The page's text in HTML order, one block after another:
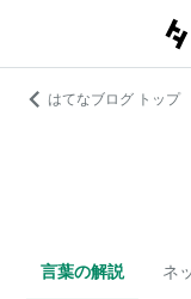
はてなブログ トップ
言葉の解説 ネ